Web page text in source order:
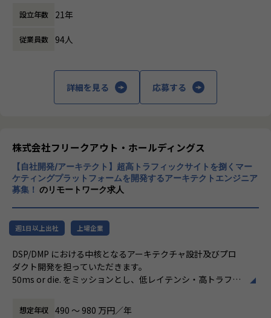
だきます。
■ゲーム課⾦データ分析
◎概要：ソーシャルゲーム課金額の低下要因をユーザーの行
動履歴を分析することで原因を究明。ゲーム運営として次に
取るべき⽅策の支援を実施。
◎概要：十数年分の人事データを用いた統計的な分析を実
支援。
■株価の時系列データから投資戦略立案モデル開発
◎概要：相場判定モデルから戦略立案モデルの流れでアルゴ
リズムを構築。株価の相場判定アルゴリズムには Markov sw
itching dynamic regression model を実装。
既にお客様で実装されていた投資戦略アルゴリズムと相場判
定を組み合わせた形で新たな投資戦略モデルとして構築。
【待機保証100%】
休憩時間： 60分
設立年数 21年
従業員数 94人
詳細を見る 応募する
株式会社フリークアウト・ホールディングス
【自社開発/アーキテクト】超高トラフィックサイトを捌くマー
ケティングプラットフォームを開発するアーキテクトエンジニア
募集！ のリモートワーク求人
週1日以上出社 上場企業
DSP/DMP における中核となるアーキテクチャ設計及びプロ
ダクト開発を担っていただきます。
50ms or die. をミッションとし、低レイテンシ・高トラフィ
が求められます。
想定年収 490 〜 980 万円／年